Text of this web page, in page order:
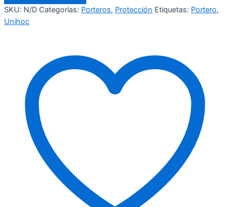
SKU: N/D Categorías: Porteros, Protección Etiquetas: Portero,
Unihoc